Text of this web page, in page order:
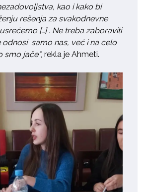
kao i kako bi
rešenja za svakodnevne
[…] . Ne treba zaboraviti
odnosi samo nas, već ina celo
smo jače“, rekla je Ahmeti.